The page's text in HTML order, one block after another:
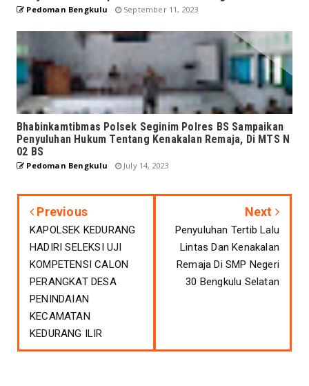
Pedoman Bengkulu September 11, 2023
Bhabinkamtibmas Polsek Seginim Polres BS Sampaikan
Penyuluhan Hukum Tentang Kenakalan Remaja, Di MTS N
02 BS
Pedoman Bengkulu July 14, 2023
Previous
KAPOLSEK KEDURANG
HADIRI SELEKSI UJI
KOMPETENSI CALON
PERANGKAT DESA
PENINDAIAN
KECAMATAN
KEDURANG ILIR
Next
Penyuluhan Tertib Lalu
Lintas Dan Kenakalan
Remaja Di SMP Negeri
30 Bengkulu Selatan